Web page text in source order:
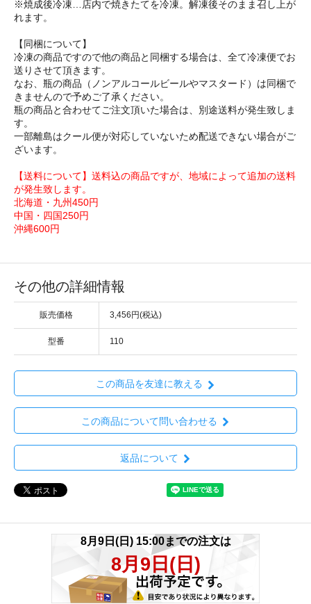
※焼成後冷凍…店内で焼きたてを冷凍。解凍後そのまま召し上が
れます。
【同梱について】
冷凍の商品ですので他の商品と同梱する場合は、全て冷凍便でお
送りさせて頂きます。
なお、瓶の商品（ノンアルコールビールやマスタード）は同梱で
きませんので予めご了承ください。
瓶の商品と合わせてご注文頂いた場合は、別途送料が発生致しま
す。
一部離島はクール便が対応していないため配送できない場合がご
ざいます。
【送料について】送料込の商品ですが、地域によって追加の送料
が発生致します。
北海道・九州450円
中国・四国250円
沖縄600円
その他の詳細情報
販売価格 3,456円(税込)
型番 110
この商品を友達に教える
この商品について問い合わせる
返品について